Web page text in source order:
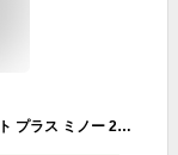
ルアー セット 送料無料 ルアー ワーム 100個セット プラス ミノー 2個セット プライヤー付 バスフィッシング クリアケース付き ルアー セット ルアー シーバス 釣具 バス セット ルアーセット ギフト 釣り